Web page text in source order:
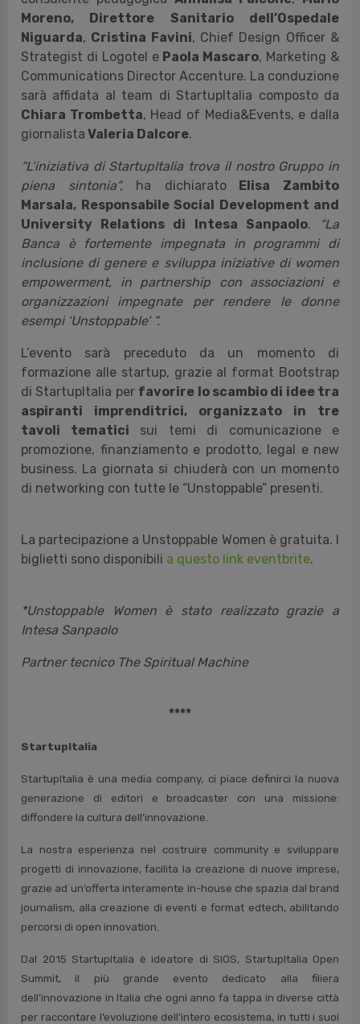
Moreno, Direttore Sanitario dell’Ospedale
Niguarda, Cristina Favini, Chief Design Officer &
Strategist di Logotel e Paola Mascaro, Marketing &
Communications Director Accenture. La conduzione
sarà affidata al team di StartupItalia composto da
Chiara Trombetta, Head of Media&Events, e dalla
giornalista Valeria Dalcore.
“L’iniziativa di StartupItalia trova il nostro Gruppo in
piena sintonia”, ha dichiaratoElisa Zambito
Marsala, Responsabile Social Development and
University Relations di Intesa Sanpaolo. “La
Banca è fortemente impegnata in programmi di
inclusione di genere e sviluppa iniziative di women
empowerment, in partnership con associazioni e
organizzazioni impegnate per rendere le donne
esempi ‘Unstoppable’ ”.
L’evento sarà preceduto da un momento di
formazione alle startup, grazie al format Bootstrap
di StartupItalia per favorire lo scambio di idee tra
aspiranti imprenditrici, organizzato in tre
tavoli tematici sui temi di comunicazione e
promozione, finanziamento e prodotto, legal e new
business. La giornata si chiuderà con un momento
di networking con tutte le “Unstoppable” presenti.
La partecipazione a Unstoppable Women è gratuita. I
biglietti sono disponibili a questo link eventbrite.
*Unstoppable Women è stato realizzato grazie a
Intesa Sanpaolo
Partner tecnico The Spiritual Machine
****
StartupItalia
StartupItalia è una media company, ci piace definirci la nuova
generazione di editori e broadcaster con una missione:
diffondere la cultura dell’innovazione.
La nostra esperienza nel costruire community e sviluppare
progetti di innovazione, facilita la creazione di nuove imprese,
grazie ad un’offerta interamente in-house che spazia dal brand
journalism, alla creazione di eventi e format edtech, abilitando
percorsi di open innovation.
Dal 2015 StartupItalia è ideatore di SIOS, StartupItalia Open
Summit, il più grande evento dedicato alla filiera
dell’innovazione in Italia che ogni anno fa tappa in diverse città
per raccontare l’evoluzione dell’intero ecosistema, in tutti i suoi